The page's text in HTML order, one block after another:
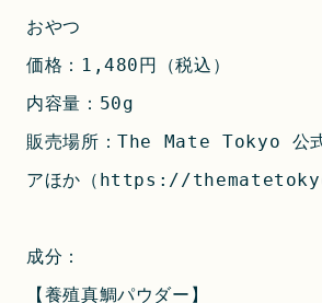
おやつ
価格：1,480円（税込）
内容量：50g
販売場所：The Mate Tokyo 公式
アほか（ https://
成分：
【養殖真鯛パウダー】